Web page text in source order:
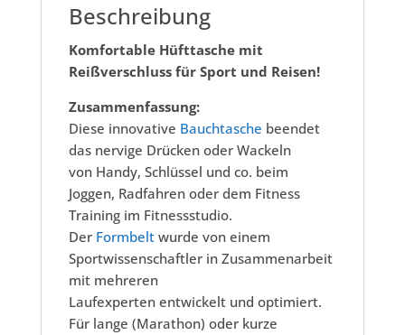
Beschreibung
Komfortable Hüfttasche mit
Reißverschluss für Sport und Reisen!
Zusammenfassung:
Diese innovative Bauchtasche beendet
das nervige Drücken oder Wackeln
von Handy, Schlüssel und co. beim
Joggen, Radfahren oder dem Fitness
Training im Fitnessstudio.
Der Formbeltwurde von einem
Sportwissenschaftler in Zusammenarbeit
mit mehreren
Laufexperten entwickelt und optimiert.
Für lange (Marathon) oder kurze